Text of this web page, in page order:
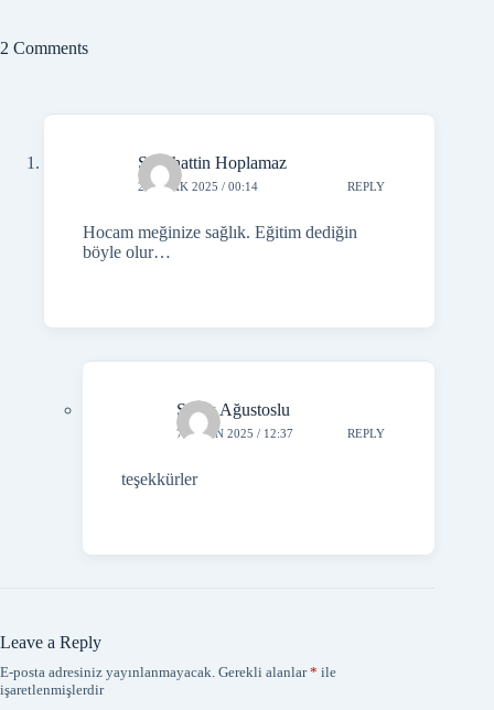
2 Comments
Sebahattin Hoplamaz
20 OCAK 2025 / 00:14 REPLY
Hocam meğinize sağlık. Eğitim dediğin
böyle olur…
Şafak Ağustoslu
7 NISAN 2025 / 12:37 REPLY
teşekkürler
Leave a Reply
E-posta adresiniz yayınlanmayacak. Gerekli alanlar* ile
işaretlenmişlerdir